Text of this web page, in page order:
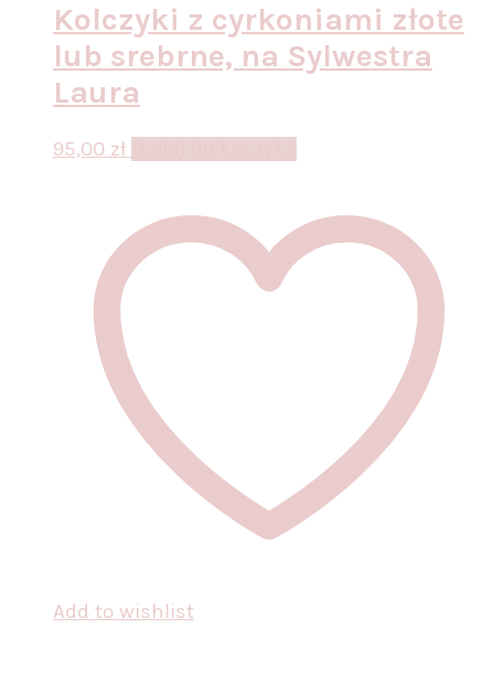
Kolczyki z cyrkoniami złote
lub srebrne, na Sylwestra
Laura
95,00 zł
Add to wishlist